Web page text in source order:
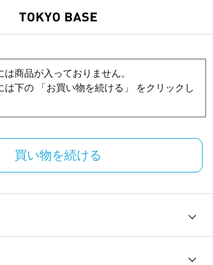
商品が入っておりません。
は下の 「お買い物を続ける」 をクリックし
買い物を続ける